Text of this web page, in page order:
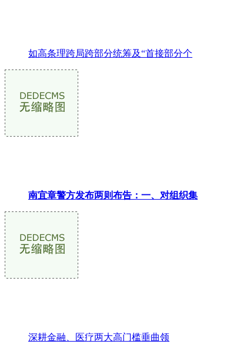
如高条理跨局跨部分统筹及“首接部分个
南宜章警方发布两则布告：一、对组织集
深耕金融、医疗两大高门槛垂曲领